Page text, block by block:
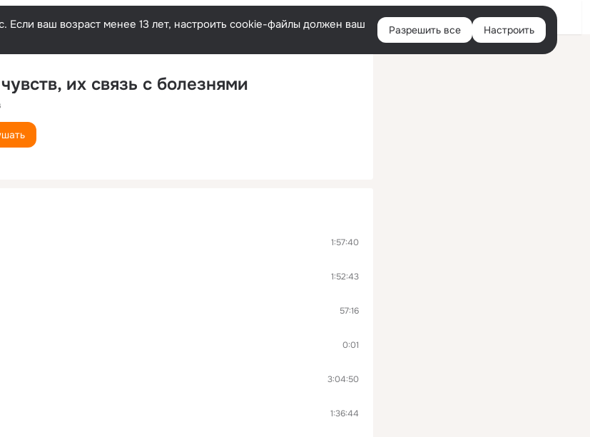
Войти
ваш возраст менее 13 лет, настроить cookie-файлы должен ваш
Разрешить все Настроить
их связь с болезнями
1:57:40
1:52:43
57:16
0:01
3:04:50
1:36:44